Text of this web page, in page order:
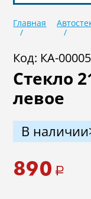
Масла
Садовая
Лодки и
и оснастка
Главная
Код: КА-
Стекло
левое
В
890 a